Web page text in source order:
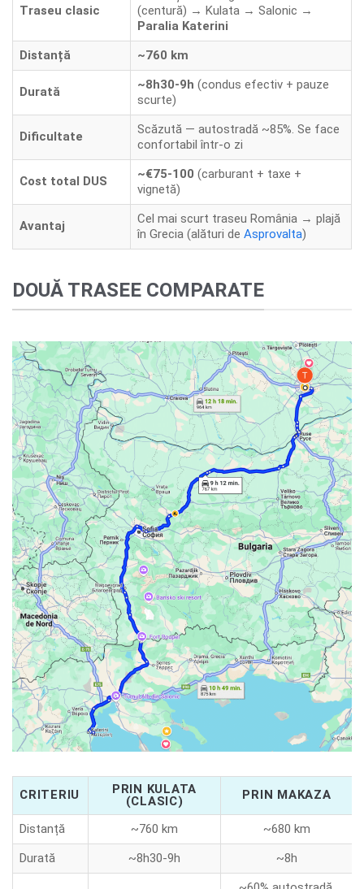
Traseu clasic
(centură) → Kulata → Salonic →
Paralia Katerini
Distanță
~760 km
Durată ~8h30-9h (condus efectiv + pauze
scurte)
Dificultate
Scăzută — autostradă ~85%. Se face
confortabil într-o zi
Cost total DUS ~€75-100 (carburant + taxe +
vignetă)
Avantaj
Cel mai scurt traseu România → plajă
în Grecia (alături de Asprovalta)
DOUĂ TRASEE COMPARATE
CRITERIU
PRIN KULATA
(CLASIC)
PRIN MAKAZA
Distanță ~760 km
~680 km
Durată
~8h30-9h ~8h